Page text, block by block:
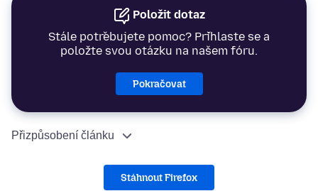
Položit dotaz
Stále potřebujete pomoc? Přihlaste se a
položte svou otázku na našem fóru.
Pokračovat
Přizpůsobení článku
Stáhnout Firefox